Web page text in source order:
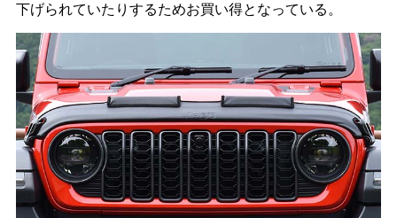
下げられていたりするためお買い得となっている。